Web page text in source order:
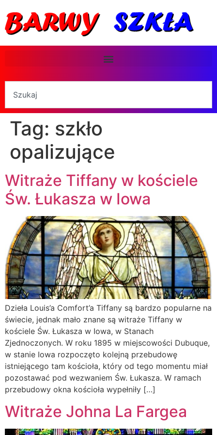
Tag: szkło
opalizujące
Witraże Tiffany w kościele
Św. Łukasza w Iowa
Dzieła Louis’a Comfort’a Tiffany są bardzo popularne na
świecie, jednak mało znane są witraże Tiffany w
kościele Św. Łukasza w Iowa, w Stanach
Zjednoczonych. W roku 1895 w miejscowości Dubuque,
w stanie Iowa rozpoczęto kolejną przebudowę
istniejącego tam kościoła, który od tego momentu miał
pozostawać pod wezwaniem Św. Łukasza. W ramach
przebudowy okna kościoła wypełniły […]
Witraże Johna La Fargea